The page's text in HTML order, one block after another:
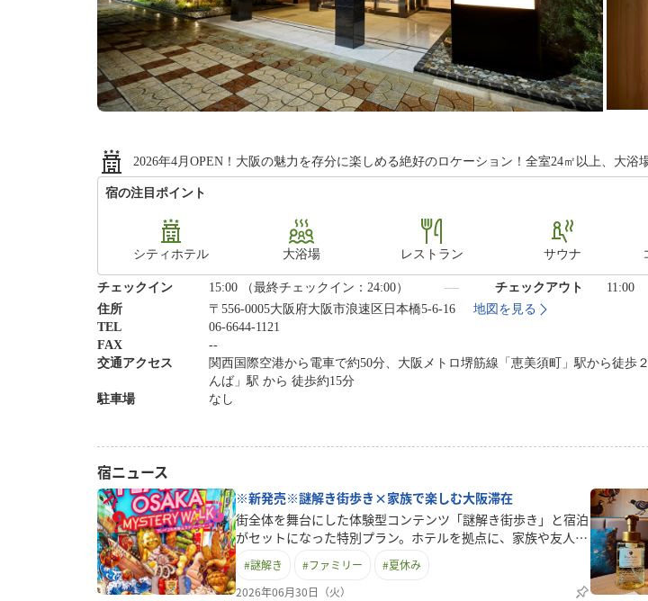
2026年4月OPEN！大阪の魅力を存分に楽しめる絶好のロケーション！全室24㎡以上、大浴
宿の注目ポイント
シティホテル 大浴場 レストラン サウナ
チェックイン 15:00 （最終チェックイン：24:00） チェックアウト
11:00
住所
〒556-0005大阪府大阪市浪速区日本橋5-6-16
地図を見る
TEL
06-6644-1121
FAX
--
交通アクセス
関西国際空港から電車で約50分、大阪メトロ堺筋線「恵美須町」駅から徒歩
んば」駅 から 徒歩約15分
駐車場
なし
宿ニュース
※新発売※謎解き街歩き×家族で楽しむ大阪滞在
街全体を舞台にした体験型コンテンツ「謎解き街歩き」と宿泊
がセットになった特別プラン。ホテルを拠点に、家族や友人同
士で協力しながら大阪の街を巡る“発見とワクワク”のひととき
をお楽しみいただけます。舞台は新世界エリア。ディープなス
ポットや魅力的な街並みを巡りながら、謎解きを楽しみながら
#謎解き #ファミリー #夏休み
2026年06月30日（火）